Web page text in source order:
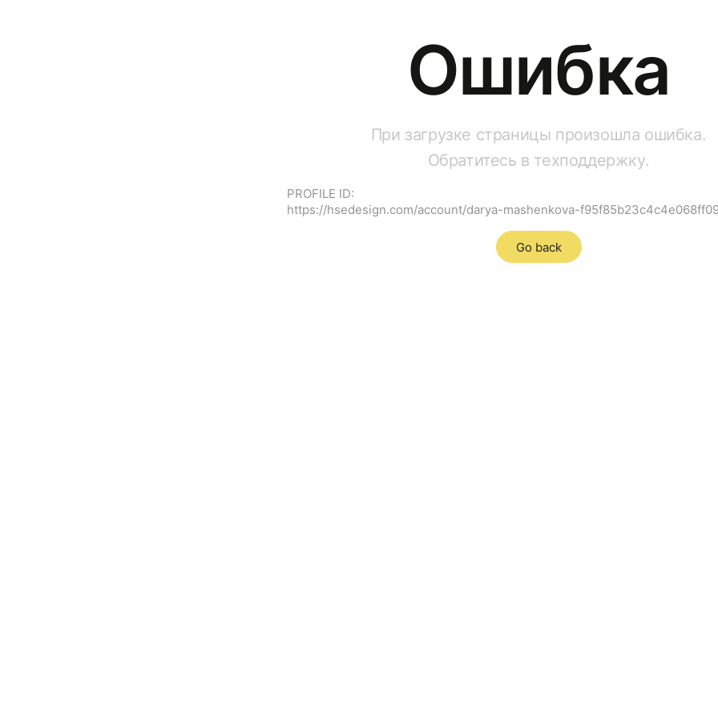
Ошибка
При загрузке страницы произошла ошибка.
Обратитесь в техподдержку.
PROFILE ID:
https://hsedesign.com/account/darya-mashenkova-
Go back